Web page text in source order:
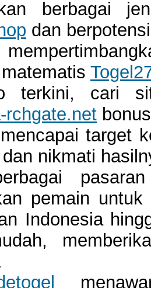
berbagai
dan
terkini, cari
rchgate.net
target
nikmati
pemain
Indonesia